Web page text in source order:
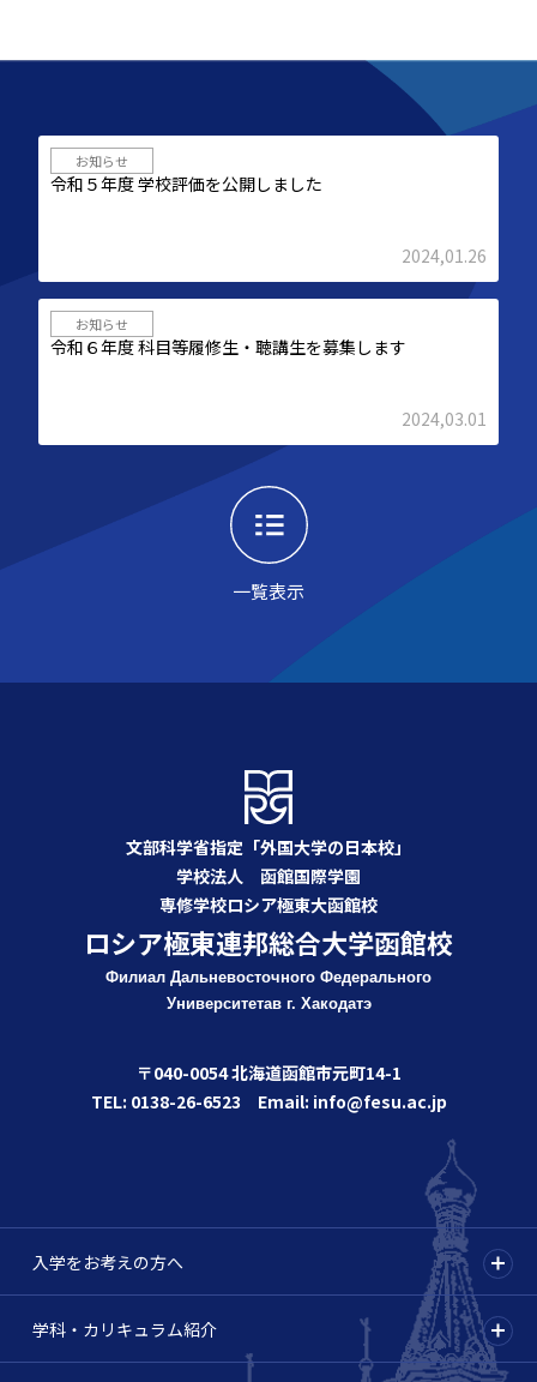
お知らせ
令和５年度 学校評価を公開しました
2024,01.26
一覧表示
お知らせ
令和６年度 科目等履修生・聴講生を募集します
2024,03.01
文部科学省指定「外国大学の日本校」
学校法人 函館国際学園
専修学校ロシア極東大函館校
ロシア極東連邦総合大学函館校
Филиал Дальневосточного Федерального
Университетав г. Хакодатэ
〒040-0054 北海道函館市元町14-1
TEL: 0138-26-6523 Email: info@fesu.ac.jp
入学をお考えの方へ
学科・カリキュラム紹介